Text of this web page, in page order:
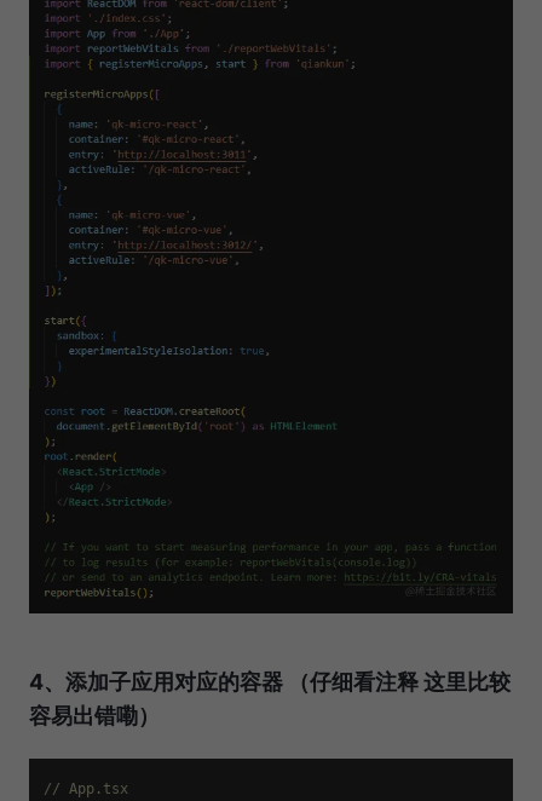
4、添加子应用对应的容器 （仔细看注释 这里比较
容易出错嘞）
// App.tsx